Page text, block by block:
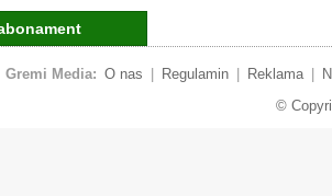
Gremi Media: O nas Regulamin Reklama
©